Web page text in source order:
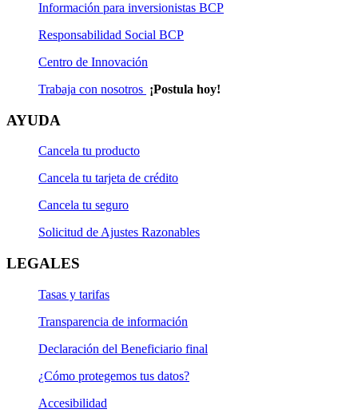
Información para inversionistas BCP
Responsabilidad Social BCP
Centro de Innovación
Trabaja con nosotros ¡Postula hoy!
AYUDA
Cancela tu producto
Cancela tu tarjeta de crédito
Cancela tu seguro
Solicitud de Ajustes Razonables
LEGALES
Tasas y tarifas
Transparencia de información
Declaración del Beneficiario final
¿Cómo protegemos tus datos?
Accesibilidad